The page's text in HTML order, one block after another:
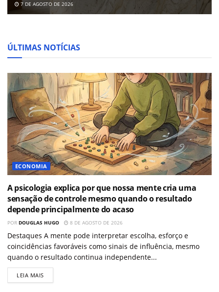
7 DE AGOSTO DE 2026
ÚLTIMAS NOTÍCIAS
ECONOMIA
A psicologia explica por que nossa mente cria uma
sensação de controle mesmo quando o resultado
depende principalmente do acaso
POR DOUGLAS HUGO 8 DE AGOSTO DE 2026
Destaques A mente pode interpretar escolha, esforço e
coincidências favoráveis como sinais de influência, mesmo
quando o resultado continua independente...
LEIA MAIS